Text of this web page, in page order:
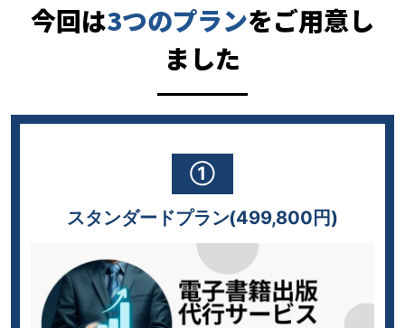
今回は3つのプランをご用意し
ました
①
スタンダードプラン(499,800円)